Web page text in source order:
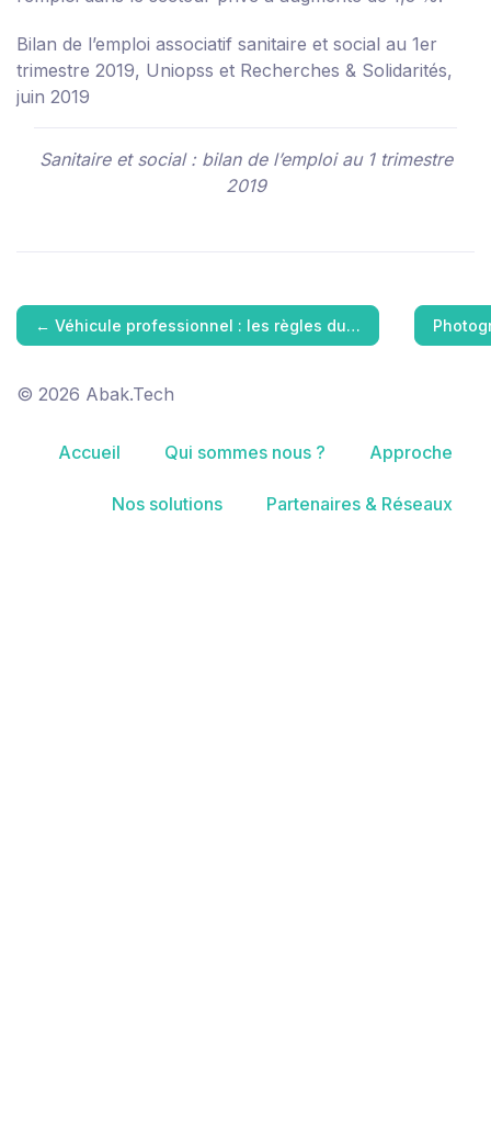
Bilan de l’emploi associatif sanitaire et social au 1er
trimestre 2019, Uniopss et Recherches & Solidarités,
juin 2019
Sanitaire et social : bilan de l’emploi au 1 trimestre
2019
← Véhicule professionnel : les règles du…
© 2026 Abak.Tech
Accueil Qui sommes nous ? Approche
Nos solutions Partenaires & Réseaux